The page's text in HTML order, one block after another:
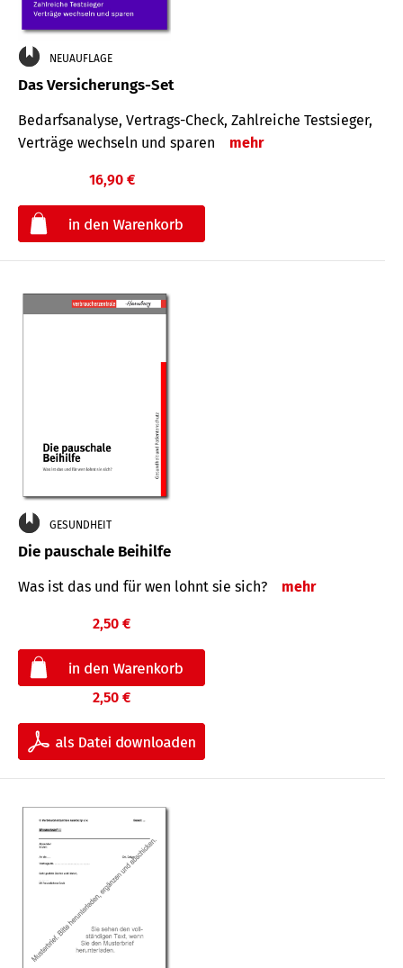
NEUAUFLAGE
Das Versicherungs-Set
Bedarfsanalyse, Vertrags-Check, Zahlreiche Testsieger,
Verträge wechseln und sparen
mehr
16,90 €
GESUNDHEIT
Die pauschale Beihilfe
Was ist das und für wen lohnt sie sich? mehr
2,50 €
2,50 €